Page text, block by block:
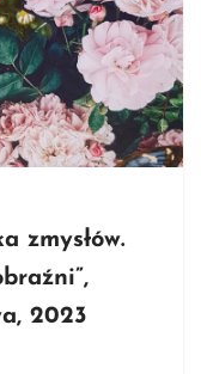
zmysłów.
2023